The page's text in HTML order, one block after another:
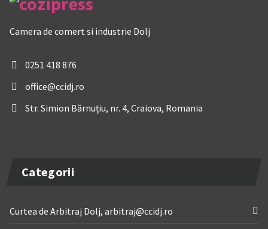
Camera de comert si industrie Dolj
0251 418 876
office@ccidj.ro
Str. Simion Bărnuțiu, nr. 4, Craiova, Romania
Categorii
Curtea de Arbitraj Dolj, arbitraj@ccidj.ro